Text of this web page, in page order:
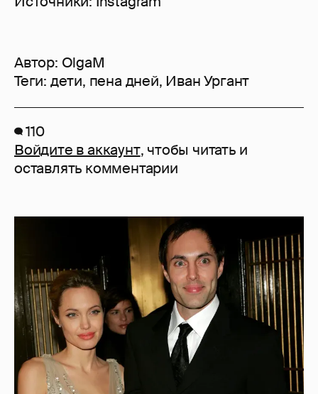
Автор: OlgaM
Теги: дети, пена дней, Иван Ургант
110
Войдите в аккаунт, чтобы читать и
оставлять комментарии